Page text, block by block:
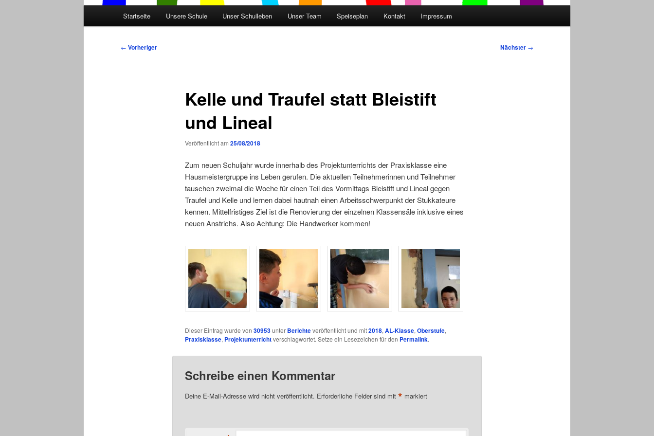
Startseite Unsere Schule Unser Schulleben Unser Team Speiseplan Kontakt Impressum
Beitragsnavigation
← Vorheriger Nächster →
Kelle und Traufel statt Bleistift
und Lineal
Veröffentlicht am 25/08/2018
Zum neuen Schuljahr wurde innerhalb des Projektunterrichts der Praxisklasse eine
Hausmeistergruppe ins Leben gerufen. Die aktuellen Teilnehmerinnen und Teilnehmer
tauschen zweimal die Woche für einen Teil des Vormittags Bleistift und Lineal gegen
Traufel und Kelle und lernen dabei hautnah einen Arbeitsschwerpunkt der Stukkateure
kennen. Mittelfristiges Ziel ist die Renovierung der einzelnen Klassensäle inklusive eines
neuen Anstrichs. Also Achtung: Die Handwerker kommen!
Dieser Eintrag wurde von 30953unter Berichteveröffentlicht und mit2018, AL-Klasse, Oberstufe,
Praxisklasse, Projektunterrichtverschlagwortet. Setze ein Lesezeichen für den Permalink.
Schreibe einen Kommentar
Deine E-Mail-Adresse wird nicht veröffentlicht. Erforderliche Felder sind mit * markiert